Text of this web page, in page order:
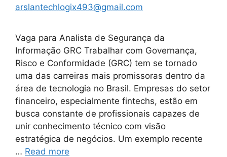
arslantechlogix493@gmail.com
Vaga para Analista de Segurança da
Informação GRC Trabalhar com Governança,
Risco e Conformidade (GRC) tem se tornado
uma das carreiras mais promissoras dentro da
área de tecnologia no Brasil. Empresas do setor
financeiro, especialmente fintechs, estão em
busca constante de profissionais capazes de
unir conhecimento técnico com visão
estratégica de negócios. Um exemplo recente
… Read more